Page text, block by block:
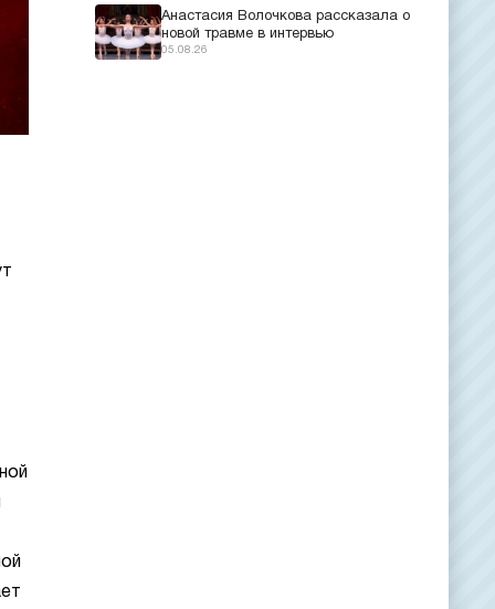
Анастасия Волочкова рассказала о
новой травме в интервью
05.08.26